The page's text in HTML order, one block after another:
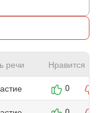
речи Нравится
0